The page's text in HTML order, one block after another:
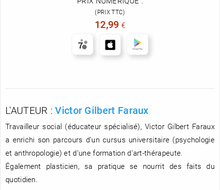
(PRIX TTC)
12,99 €
L'AUTEUR :Victor Gilbert Faraux
Travailleur social (éducateur spécialisé), Victor Gilbert Faraux
a enrichi son parcours d'un cursus universitaire (psychologie
et anthropologie) et d’une formation d'art-thérapeute.
Également plasticien, sa pratique se nourrit des faits du
quotidien.